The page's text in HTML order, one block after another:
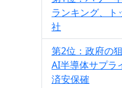
ランキング、ト
社
第2位：政府の
AI半導体サプラ
済安保確